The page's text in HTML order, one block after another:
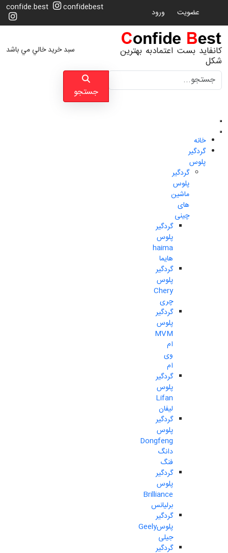
عضویت ورود confide.best confidebest
کانفاید بست اعتمادبه بهترین
شکل
جستجو
جستجو
سبد خرید خالي مي باشد
خانه
گردگیر
پلوس
گردگیر
پلوس
ماشین
های
چینی
گردگیر
پلوس
haima
هایما
گردگیر
پلوس
Chery
چری
گردگیر
پلوس
MVM
ام
وی
ام
گردگیر
پلوس
Lifan
لیفان
گردگیر
پلوس
Dongfeng
دانگ
فنگ
گردگیر
پلوس
Brilliance
برلیانس
گردگیر
پلوسGeely
جیلی
گردگیر